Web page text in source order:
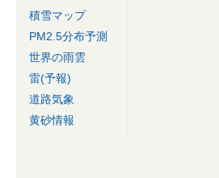
積雪マップ
PM2.5分布予測
世界の雨雲
雷(予報)
道路気象
黄砂情報